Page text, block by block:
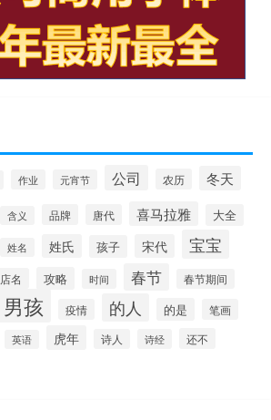
作业 元宵节 公司 农历 冬天
含义 品牌 唐代 喜马拉雅 大全
姓名 姓氏 孩子 宋代 宝宝
店名 攻略 时间 春节 春节期间
男孩 疫情 的人 的是 笔画
英语 虎年 诗人 诗经 还不